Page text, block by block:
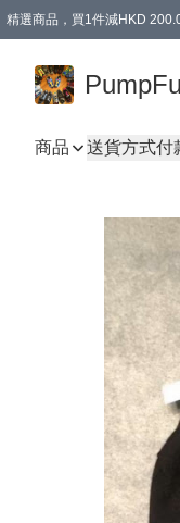
精選商品，買1件減HKD
商品 送貨方式付